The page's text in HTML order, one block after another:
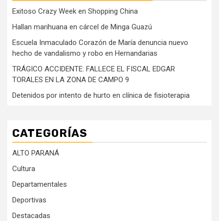
Exitoso Crazy Week en Shopping China
Hallan marihuana en cárcel de Minga Guazú
Escuela Inmaculado Corazón de María denuncia nuevo
hecho de vandalismo y robo en Hernandarias
TRÁGICO ACCIDENTE: FALLECE EL FISCAL EDGAR
TORALES EN LA ZONA DE CAMPO 9
Detenidos por intento de hurto en clínica de fisioterapia
CATEGORÍAS
ALTO PARANÁ
Cultura
Departamentales
Deportivas
Destacadas